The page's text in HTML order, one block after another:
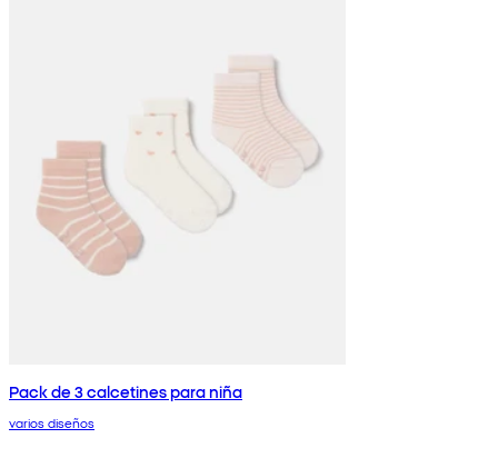
Pack de 3 calcetines para niña
varios diseños